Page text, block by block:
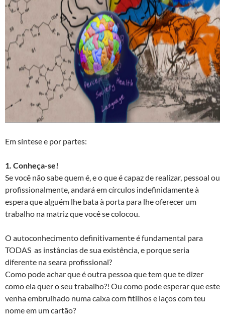
Em síntese e por partes:
1. Conheça-se!
Se você não sabe quem é, e o que é capaz de realizar, pessoal ou
profissionalmente, andará em círculos indefinidamente à
espera que alguém lhe bata à porta para lhe oferecer um
trabalho na matriz que você se colocou.
O autoconhecimento definitivamente é fundamental para
TODAS as instâncias de sua existência, e porque seria
diferente na seara profissional?
Como pode achar que é outra pessoa que tem que te dizer
como ela quer o seu trabalho?! Ou como pode esperar que este
venha embrulhado numa caixa com fitilhos e laços com teu
nome em um cartão?